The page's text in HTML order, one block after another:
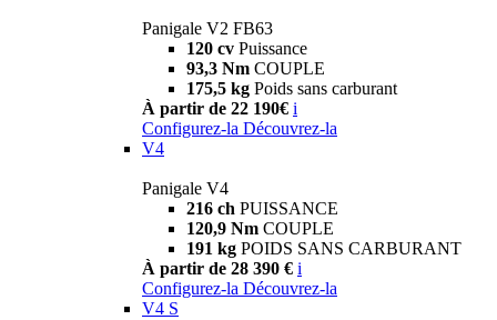
Panigale V2 FB63
120 cv Puissance
93,3 Nm COUPLE
175,5 kg Poids sans carburant
À partir de 22 190€ i
Configurez-la Découvrez-la
V4
Panigale V4
216 ch PUISSANCE
120,9 Nm COUPLE
191 kg POIDS SANS CARBURANT
À partir de 28 390 € i
Configurez-la Découvrez-la
V4 S